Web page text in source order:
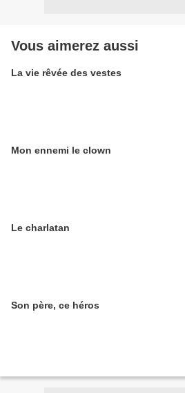
Vous aimerez aussi
La vie rêvée des vestes
Mon ennemi le clown
Le charlatan
Son père, ce héros